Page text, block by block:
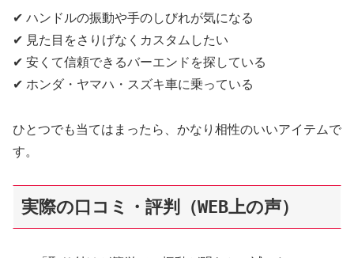
✔ ハンドルの振動や手のしびれが気になる
✔ 見た目をさりげなくカスタムしたい
✔ 安くて信頼できるバーエンドを探している
✔ ホンダ・ヤマハ・スズキ車に乗っている
ひとつでも当てはまったら、かなり相性のいいアイテムで
す。
実際の口コミ・評判（WEB上の声）